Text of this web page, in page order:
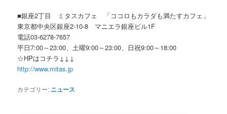
■銀座2丁目 ミタスカフェ 「ココロもカラダも満たすカフェ」
東京都中央区銀座2-10-8 マニエラ銀座ビル1F
電話03-6278-7657
平日7:00～23:00、土曜9:00～23:00、日祝9:00～18:00
☆HPはコチラ↓↓↓
http://www.mitas.jp
カテゴリー: ニュース